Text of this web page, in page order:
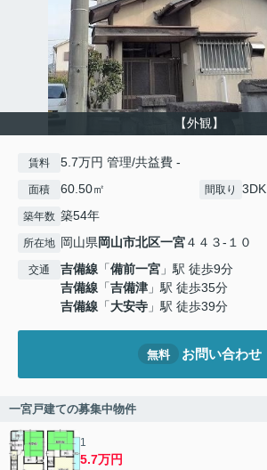
【外観】
賃料 5.7万円 管理/共益費 -
面積 60.50㎡ 間取り 3DK
築年数 築54年
所在地 岡山県岡山市北区一宮４４３-１０
交通 吉備線 「備前一宮 」駅 徒歩9分
吉備線 「吉備津 」駅 徒歩35分
吉備線 「大安寺 」駅 徒歩39分
無料 お問い合わせ
一宮戸建ての募集中物件
1
5.7万円